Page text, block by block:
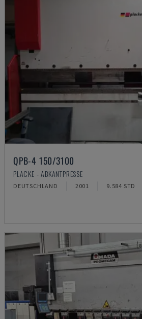
QPB-4 150/3100
PLACKE - ABKANTPRESSE
DEUTSCHLAND 2001 9.584 STD